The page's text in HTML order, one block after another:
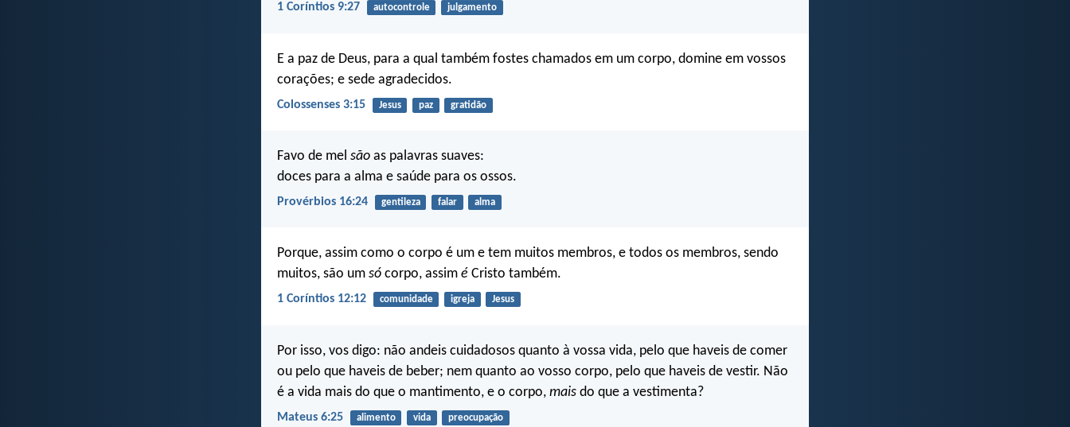
1 Coríntios 9:27 autocontrole julgamento
E a paz de Deus, para a qual também fostes chamados em um corpo, domine em vossos
corações; e sede agradecidos.
Colossenses 3:15 Jesus paz gratidão
Favo de mel são as palavras suaves:
doces para a alma e saúde para os ossos.
Provérbios 16:24 gentileza falar alma
Porque, assim como o corpo é um e tem muitos membros, e todos os membros, sendo
muitos, são um só corpo, assim é Cristo também.
1 Coríntios 12:12 comunidade igreja Jesus
Por isso, vos digo: não andeis cuidadosos quanto à vossa vida, pelo que haveis de comer
ou pelo que haveis de beber; nem quanto ao vosso corpo, pelo que haveis de vestir. Não
é a vida mais do que o mantimento, e o corpo, mais do que a vestimenta?
Mateus 6:25 alimento vida preocupação